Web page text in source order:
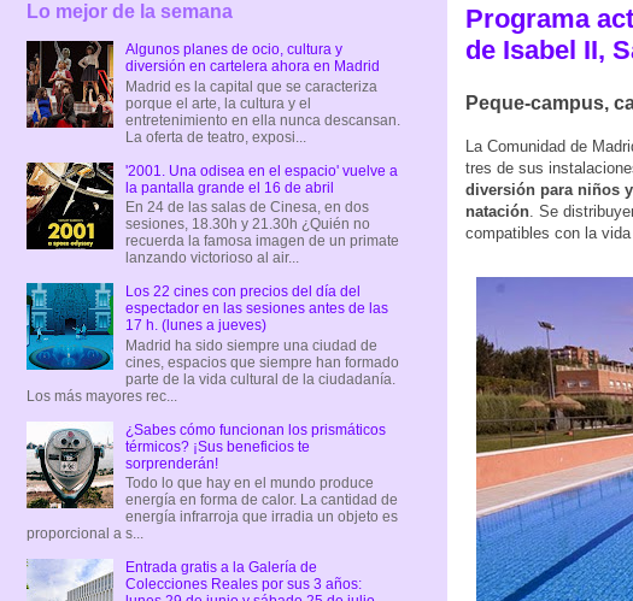
Programa
de Isabel II,
Peque-campus,
La Comunidad de
tres de sus
diversión para niños
natación. Se
compatibles con la
Lo mejor de la semana
Algunos planes de ocio, cultura y
diversión en cartelera ahora en Madrid
Madrid es la capital que se caracteriza
porque el arte, la cultura y el
entretenimiento en ella nunca descansan.
La oferta de teatro, exposi...
'2001. Una odisea en el espacio' vuelve a
la pantalla grande el 16 de abril
En 24 de las salas de Cinesa, en dos
sesiones, 18.30h y 21.30h ¿Quién no
recuerda la famosa imagen de un primate
lanzando victorioso al air...
Los 22 cines con precios del día del
espectador en las sesiones antes de las
17 h. (lunes a jueves)
Madrid ha sido siempre una ciudad de
cines, espacios que siempre han formado
parte de la vida cultural de la ciudadanía.
Los más mayores rec...
¿Sabes cómo funcionan los prismáticos
térmicos? ¡Sus beneficios te
sorprenderán!
Todo lo que hay en el mundo produce
energía en forma de calor. La cantidad de
energía infrarroja que irradia un objeto es
proporcional a s...
Entrada gratis a la Galería de
Colecciones Reales por sus 3 años: